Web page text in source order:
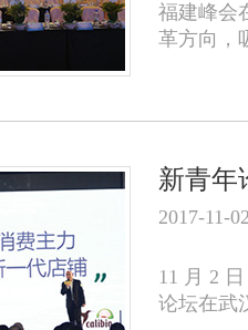
福建峰会
革方向，
新青年
2017-11-
11 月 2
论坛在武